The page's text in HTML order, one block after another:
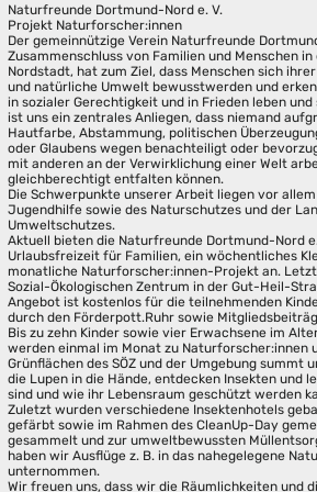
Naturfreunde Dortmund-Nord e. V.
Projekt Naturforscher:innen
Der gemeinnützige Verein Naturfreunde
Zusammenschluss von Familien und Menschen
Nordstadt, hat zum Ziel, dass Menschen sich
und natürliche Umwelt bewusstwerden und
in sozialer Gerechtigkeit und in Frieden leben
ist uns ein zentrales Anliegen, dass niemand
Hautfarbe, Abstammung, politischen
oder Glaubens wegen benachteiligt oder
mit anderen an der Verwirklichung einer Welt
gleichberechtigt entfalten können.
Die Schwerpunkte unserer Arbeit liegen vor
Jugendhilfe sowie des Naturschutzes und der
Umweltschutzes.
Aktuell bieten die Naturfreunde Dortmund-Nord
Urlaubsfreizeit für Familien, ein wöchentliches
monatliche Naturforscher:innen-Projekt an.
Sozial-Ökologischen Zentrum in der Gut-Heil-
Angebot ist kostenlos für die teilnehmenden
durch den Förderpott.Ruhr sowie
Bis zu zehn Kinder sowie vier Erwachsene im
werden einmal im Monat zu Naturforscher:innen
Grünflächen des SÖZ und der Umgebung summt
die Lupen in die Hände, entdecken Insekten und
sind und wie ihr Lebensraum geschützt werden
Zuletzt wurden verschiedene Insektenhotels
gefärbt sowie im Rahmen des CleanUp-Day
gesammelt und zur umweltbewussten
haben wir Ausflüge z. B. in das nahegelegene
unternommen.
Wir freuen uns, dass wir die Räumlichkeiten und